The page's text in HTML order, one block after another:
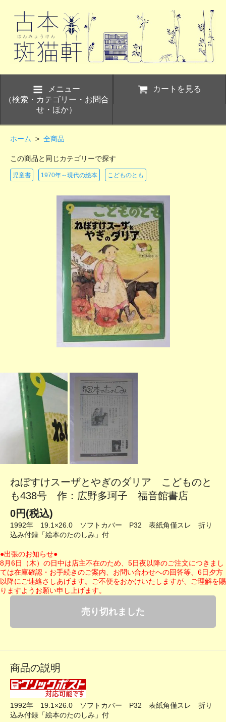
メニュー
（検索・カテゴリー・お問合
せ・ほか）
カートを見る
ホーム > 全商品
この商品と同じカテゴリーで探す
児童書 1970年～現代の絵本 こどものとも
ねぼすけスーザとやぎのダリア こどものと
も438号 作：広野多珂子 福音館書店
0円(税込)
1992年 19.1×26.0 ソフトカバー P32 表紙角僅スレ 折り
込み付録「絵本のたのしみ」付
●出張のお知らせ●
8月6日（木）の日中は店主不在のため、5日夜以降のご注文につきまし
ては在庫確認・お手続きのご案内、お問い合わせへの回答等、6日夕方
以降にご連絡さしあげます。ご不便をおかけいたしますが、ご理解を賜
りますようお願い申し上げます。
売り切れました
商品の説明
1992年 19.1×26.0 ソフトカバー P32 表紙角僅スレ 折り
込み付録「絵本のたのしみ」付